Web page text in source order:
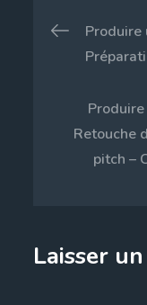
de
Produire
Retouche
pitch –
Laisser